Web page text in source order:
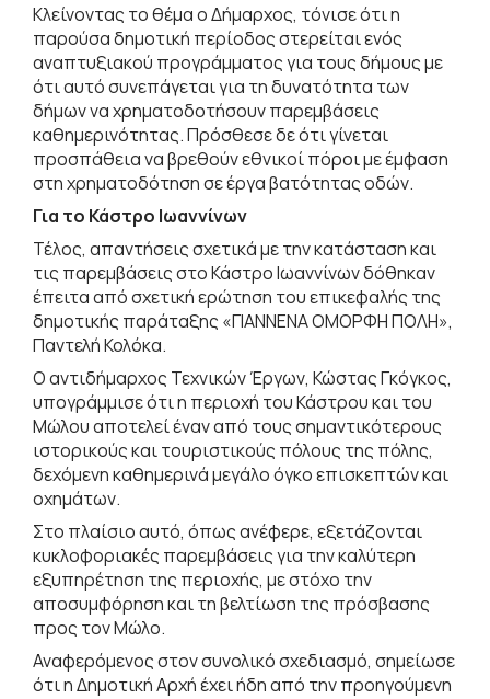
Κλείνοντας το θέμα ο Δήμαρχος, τόνισε ότι η
παρούσα δημοτική περίοδος στερείται ενός
αναπτυξιακού προγράμματος για τους δήμους με
ότι αυτό συνεπάγεται για τη δυνατότητα των
δήμων να χρηματοδοτήσουν παρεμβάσεις
καθημερινότητας. Πρόσθεσε δε ότι γίνεται
προσπάθεια να βρεθούν εθνικοί πόροι με έμφαση
στη χρηματοδότηση σε έργα βατότητας οδών.
Για το Κάστρο Ιωαννίνων
Τέλος, απαντήσεις σχετικά με την κατάσταση και
τις παρεμβάσεις στο Κάστρο Ιωαννίνων δόθηκαν
έπειτα από σχετική ερώτηση του επικεφαλής της
δημοτικής παράταξης «ΓΙΑΝΝΕΝΑ ΟΜΟΡΦΗ ΠΟΛΗ»,
Παντελή Κολόκα.
Ο αντιδήμαρχος Τεχνικών Έργων, Κώστας Γκόγκος,
υπογράμμισε ότι η περιοχή του Κάστρου και του
Μώλου αποτελεί έναν από τους σημαντικότερους
ιστορικούς και τουριστικούς πόλους της πόλης,
δεχόμενη καθημερινά μεγάλο όγκο επισκεπτών και
οχημάτων.
Στο πλαίσιο αυτό, όπως ανέφερε, εξετάζονται
κυκλοφοριακές παρεμβάσεις για την καλύτερη
εξυπηρέτηση της περιοχής, με στόχο την
αποσυμφόρηση και τη βελτίωση της πρόσβασης
προς τον Μώλο.
Αναφερόμενος στον συνολικό σχεδιασμό, σημείωσε
ότι η Δημοτική Αρχή έχει ήδη από την προηγούμενη